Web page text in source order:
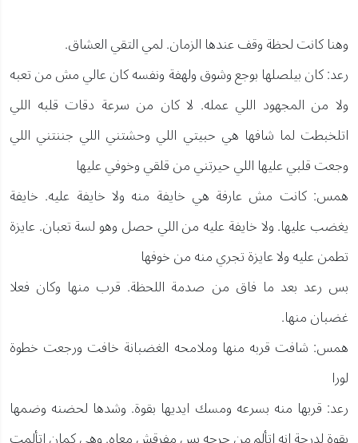
وهنا كانت لحظة وقف عندها الزمان. لمي التقي العشاق.
رعد: كان بيلصلها بوجع وشوق ولهفة ونفسه كان عالي مش من تعبه
ولا من المجهود اللي عمله. لا كان من سرعة دقات قلبه اللي
اتلخبطت لما شافها هي حبيتي اللي وحشتني اللي جننتني اللي
وجعت قلبي عليها اللي حيرتني من قلقي وخوفي عليها
همس: كانت مش عارفة هي خايفة منه ولا خايفة عليه. خايفة
يغضب عليها. ولا خايفة عليه من اللي حصل وهو لسة تعبان. عايزة
تطمن عليه ولا عايزة تجري منه من خوفها
بس رعد بعد ما فاق من صدمة اللحظة. قرب منها وكان فعلا
غضبان منها.
همس: شافت قربه منها وملامحه الغضبانة خافت ورجعت خطوة
لورا
رعد: قربها منه بسرعه ومسك ايديها بقوة. وشدها لحضنه وضمها